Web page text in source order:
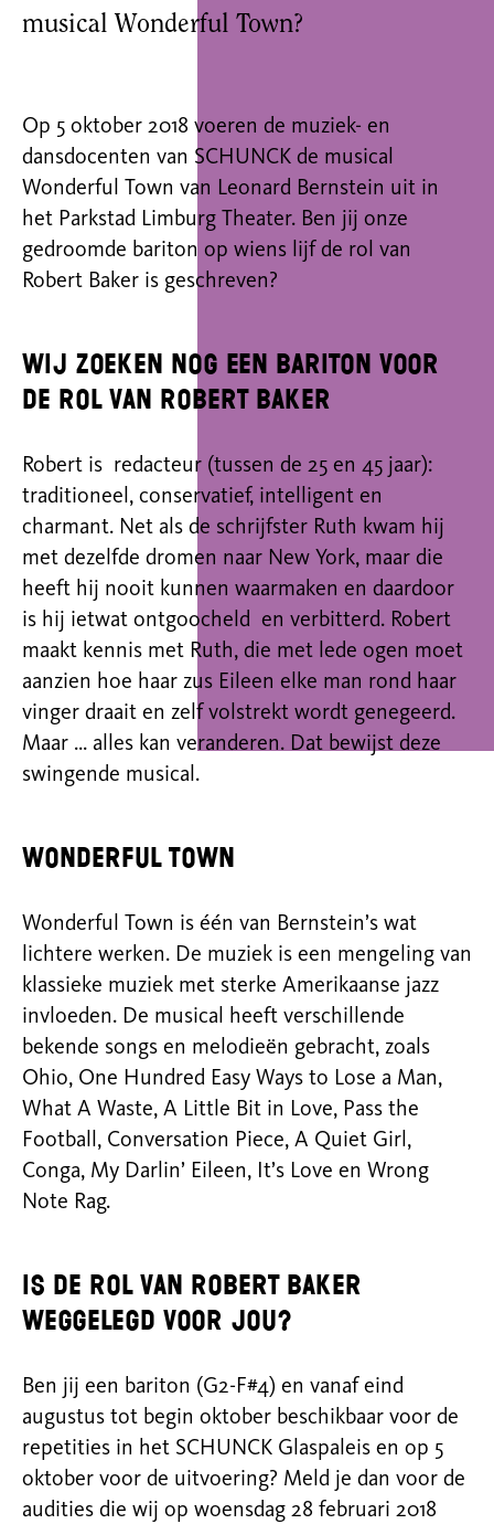
musical Wonderful Town?
Op 5 oktober 2018 voeren de muziek- en
dansdocenten van SCHUNCK de musical
Wonderful Town van Leonard Bernstein uit in
het Parkstad Limburg Theater. Ben jij onze
gedroomde bariton op wiens lijf de rol van
Robert Baker is geschreven?
Wij zoeken nog een bariton voor
de rol van Robert Baker
Robert is redacteur (tussen de 25 en 45 jaar):
traditioneel, conservatief, intelligent en
charmant. Net als de schrijfster Ruth kwam hij
met dezelfde dromen naar New York, maar die
heeft hij nooit kunnen waarmaken en daardoor
is hij ietwat ontgoocheld en verbitterd. Robert
maakt kennis met Ruth, die met lede ogen moet
aanzien hoe haar zus Eileen elke man rond haar
vinger draait en zelf volstrekt wordt genegeerd.
Maar … alles kan veranderen. Dat bewijst deze
swingende musical.
Wonderful Town
Wonderful Town is één van Bernstein’s wat
lichtere werken. De muziek is een mengeling van
klassieke muziek met sterke Amerikaanse jazz
invloeden. De musical heeft verschillende
bekende songs en melodieën gebracht, zoals
Ohio, One Hundred Easy Ways to Lose a Man,
What A Waste, A Little Bit in Love, Pass the
Football, Conversation Piece, A Quiet Girl,
Conga, My Darlin’ Eileen, It’s Love en Wrong
Note Rag.
Is de rol van Robert Baker
weggelegd voor jou?
Ben jij een bariton (G2-F#4) en vanaf eind
augustus tot begin oktober beschikbaar voor de
repetities in het SCHUNCK Glaspaleis en op 5
oktober voor de uitvoering? Meld je dan voor de
audities die wij op woensdag 28 februari 2018